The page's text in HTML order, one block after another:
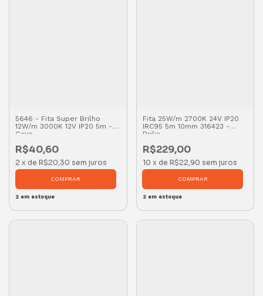
5646 - Fita Super Brilho
12W/m 3000K 12V IP20 5m -
Gaya
R$40,60
2 x de R$20,30 sem juros
2 em estoque
Fita 25W/m 2700K 24V IP20
IRC95 5m 10mm 316423 -
Brilia
R$229,00
10 x de R$22,90 sem juros
2em estoque